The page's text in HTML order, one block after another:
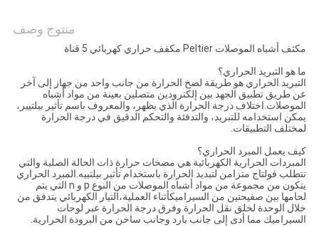
منتوج وصف
مكثف أشباه الموصلات Peltier مكفف حراري كهربائي 5 قناة
ما هو التبريد الحراري؟
التبريد الحراري هو طريقة لضخ الحرارة من جانب واحد من جهاز إلى آخر
عن طريق تطبيق الجهد بين إلكترودين متصلين بعينة من مواد أشباه
الموصلات.اختلاف درجة الحرارة الذي يظهر، والمعروف باسم تأثير بيلتيير،
يمكن استخدامه للتبريد، والتدفئة والتحكم الدقيق في درجة الحرارة
لمختلف التطبيقات.
كيف يعمل المبرد الحراري؟
المبردات الحرارية الكهربائية هي مضخات حرارة ذات الحالة الصلبة والتي
تتطلب فولتاج متزامن لتبديد الحرارة باستخدام تأثير بيلتييه.المبرد الحراري
يتكون من مجموعة من مواد أشباه الموصلات من النوع p و n التي يتم
لحامها بين صفيحتين من السيراميكأثناء العملية،التيار الكهربائي يتدفق من
خلال الوحدة لخلق نقل الحرارة وفرق درجة الحرارة عبر لوحات
السيراميك مما أدى إلى جانب بارد وجانب ساخن من البرودة الحرارية.